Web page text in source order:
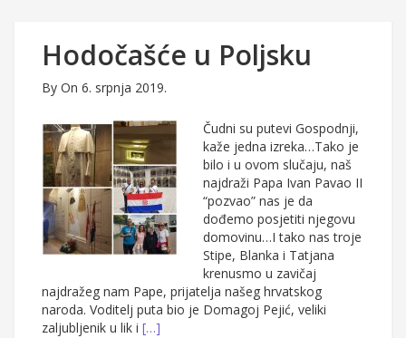
Hodočašće u Poljsku
By On 6. srpnja 2019.
Čudni su putevi Gospodnji,
kaže jedna izreka…Tako je
bilo i u ovom slučaju, naš
najdraži Papa Ivan Pavao II
“pozvao” nas je da
dođemo posjetiti njegovu
domovinu…I tako nas troje
Stipe, Blanka i Tatjana
krenusmo u zavičaj
najdražeg nam Pape, prijatelja našeg hrvatskog
naroda. Voditelj puta bio je Domagoj Pejić, veliki
zaljubljenik u lik i […]